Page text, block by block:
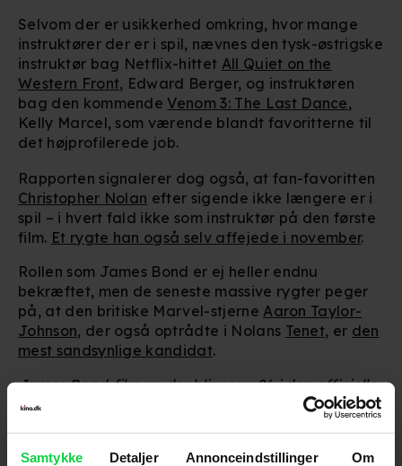
Samtykke Detaljer Annonceindstillinger Om
Selvom der er usikkerhed omkring, hvor mange
instruktører der er i spil, nævnes den tysk-østrigske
instruktør bag Netflix-hittet All Quiet on the
Western Front, Edward Berger, og instruktøren
bag den kommende Venom 3: The Last Dance,
Kelly Marcel, som værende blandt favoritterne til
det højprofilerede job.
Rapporten signalerer dog også, at fan-favoritten
Christopher Nolan efter sigende ikke længere er i
spil – i hvert fald ikke som instruktør på den første
film. Et rygte han også selv affejede i november.
Rollen som James Bond er ej heller endnu
bekræftet, men de seneste massive rygter peger
på, at den britiske Marvel-stjerne Aaron Taylor-
Johnson, der også optrådte i Nolans Tenet, er den
mest sandsynlige kandidat.
James Bond-filmen, der bliver nr. 26 i den officielle
række af titler, har endnu ingen premieredato.
Anbefalet til dig